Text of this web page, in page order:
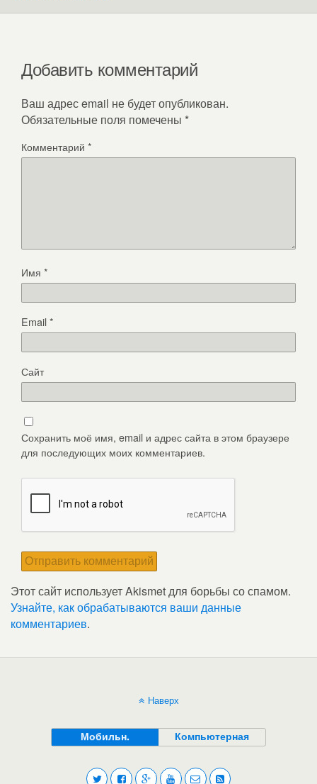
Добавить комментарий
Ваш адрес email не будет опубликован.
Обязательные поля помечены *
Комментарий *
Имя *
Email*
Сайт
Сохранить моё имя, email и адрес сайта в этом браузере
для последующих моих комментариев.
Этот сайт использует Akismet для борьбы со спамом.
Узнайте, как обрабатываются ваши данные
комментариев.
Наверх
Мобильн. Компьютерная